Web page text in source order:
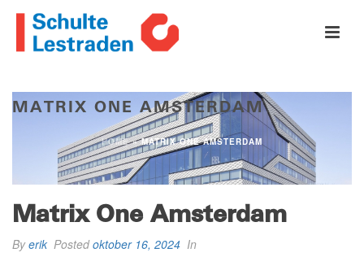
MATRIX ONE AMSTERDAM
HOME»MATRIX ONE AMSTERDAM
Matrix One Amsterdam
Byerik Postedoktober 16, 2024 In